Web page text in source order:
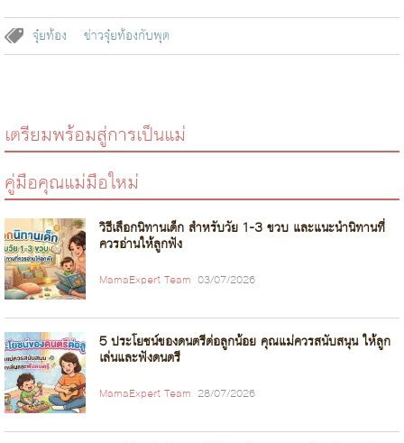
จุ๋ยท้อง ข่าวจุ๋ยท้องกับพุต
เตรียมพร้อมสู่การเป็นแม่
คู่มือคุณแม่มือใหม่
วิธีเลือกนิทานเด็ก สำหรับวัย 1-3 ขวบ และแนะนำนิทานที่
ควรอ่านให้ลูกฟัง
MamaExpert Team 03/07/2026
5 ประโยชน์ของดนตรีต่อลูกน้อย คุณแม่ควรสนับสนุน ให้ลูก
เล่นและฟังดนตรี
MamaExpert Team 28/07/2026